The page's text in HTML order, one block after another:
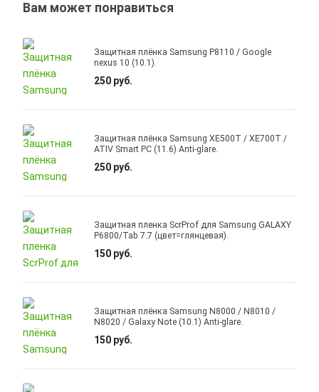
Вам может понравиться
Защитная плёнка Samsung P8110 / Google
nexus 10 (10.1).
250 руб.
Защитная плёнка Samsung XE500T / XE700T /
ATIV Smart PC (11.6) Anti-glare.
250 руб.
Защитная пленка ScrProf для Samsung GALAXY
P6800/Tab 7.7 (цвет=глянцевая).
150 руб.
Защитная плёнка Samsung N8000 / N8010 /
N8020 / Galaxy Note (10.1) Anti-glare.
150 руб.